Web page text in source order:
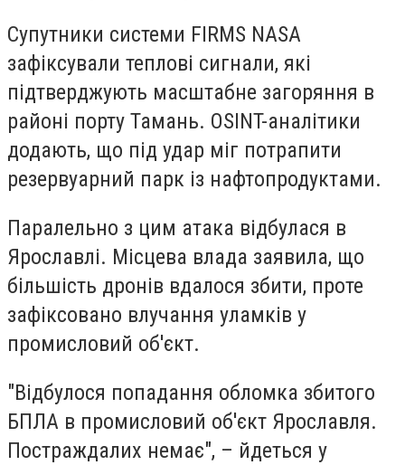
Супутники системи FIRMS NASA
зафіксували теплові сигнали, які
підтверджують масштабне загоряння в
районі порту Тамань. OSINT-аналітики
додають, що під удар міг потрапити
резервуарний парк із нафтопродуктами.
Паралельно з цим атака відбулася в
Ярославлі. Місцева влада заявила, що
більшість дронів вдалося збити, проте
зафіксовано влучання уламків у
промисловий об'єкт.
"Відбулося попадання обломка збитого
БПЛА в промисловий об'єкт Ярославля.
Постраждалих немає", – йдеться у